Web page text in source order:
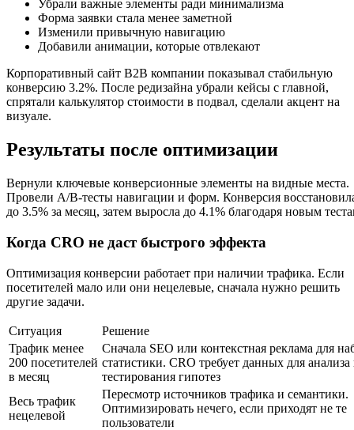
Убрали важные элементы ради минимализма
Форма заявки стала менее заметной
Изменили привычную навигацию
Добавили анимации, которые отвлекают
Корпоративный сайт B2B компании показывал стабильную
конверсию 3.2%. После редизайна убрали кейсы с главной,
спрятали калькулятор стоимости в подвал, сделали акцент на
визуале.
Результаты после оптимизации
Вернули ключевые конверсионные элементы на видные места.
Провели A/B-тесты навигации и форм. Конверсия
до 3.5% за месяц, затем выросла до 4.1% благодаря новым
Когда CRO не даст быстрого эффекта
Оптимизация конверсии работает при наличии трафика. Если
посетителей мало или они нецелевые, сначала нужно решить
другие задачи.
Ситуация
Решение
Трафик менее
200 посетителей
в месяц
Сначала SEO или контекстная реклама для
статистики. CRO требует данных для анализа
тестирования гипотез
Весь трафик
нецелевой
Пересмотр источников трафика и семантики.
Оптимизировать нечего, если приходят не те
пользователи